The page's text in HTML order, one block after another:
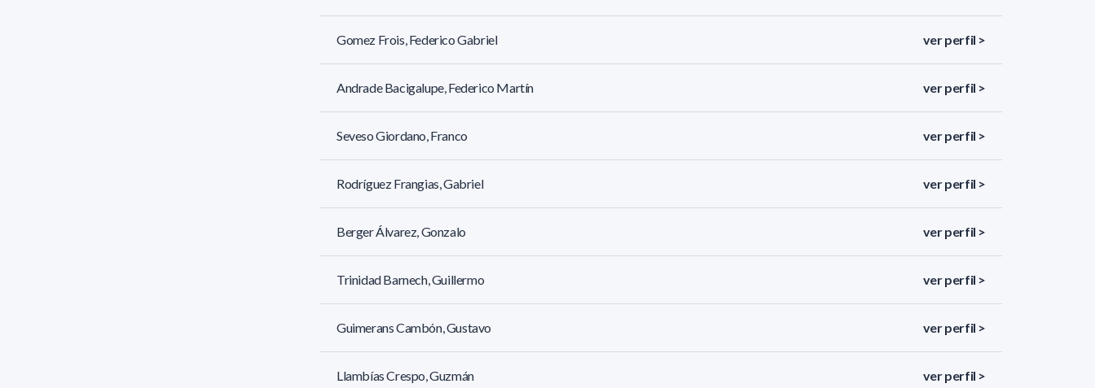
Gomez Frois, Federico Gabriel ver perfil >
Andrade Bacigalupe, Federico Martín ver perfil >
Seveso Giordano, Franco ver perfil >
Rodríguez Frangias, Gabriel ver perfil >
Berger Álvarez, Gonzalo ver perfil >
Trinidad Barnech, Guillermo ver perfil >
Guimerans Cambón, Gustavo ver perfil >
Llambías Crespo, Guzmán ver perfil >